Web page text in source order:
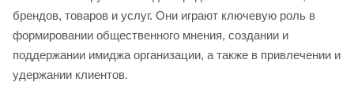
брендов, товаров и услуг. Они играют ключевую роль в
формировании общественного мнения, создании и
поддержании имиджа организации, а также в привлечении и
удержании клиентов.